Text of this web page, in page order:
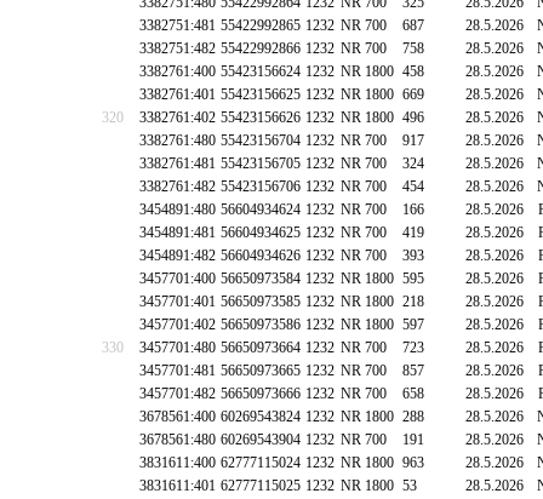
3382751:481 55422992865 1232 NR 700 687 28.5.2026
3382751:482 55422992866 1232 NR 700 758 28.5.2026
3382761:400 55423156624 1232 NR 1800 458 28.5.2026
3382761:401 55423156625 1232 NR 1800 669 28.5.2026
320
3382761:402 55423156626 1232 NR 1800 496 28.5.2026
3382761:480 55423156704 1232 NR 700 917 28.5.2026
3382761:481 55423156705 1232 NR 700 324 28.5.2026
3382761:482 55423156706 1232 NR 700 454 28.5.2026
3454891:480 56604934624 1232 NR 700 166 28.5.2026
3454891:481 56604934625 1232 NR 700 419 28.5.2026
3454891:482 56604934626 1232 NR 700 393 28.5.2026
3457701:400 56650973584 1232 NR 1800 595 28.5.2026
3457701:401 56650973585 1232 NR 1800 218 28.5.2026
3457701:402 56650973586 1232 NR 1800 597 28.5.2026
330
3457701:480 56650973664 1232 NR 700 723 28.5.2026
3457701:481 56650973665 1232 NR 700 857 28.5.2026
3457701:482 56650973666 1232 NR 700 658 28.5.2026
3678561:400 60269543824 1232 NR 1800 288 28.5.2026
3678561:480 60269543904 1232 NR 700 191 28.5.2026
3831611:400 62777115024 1232 NR 1800 963 28.5.2026
3831611:401 62777115025 1232 NR 1800 53 28.5.2026